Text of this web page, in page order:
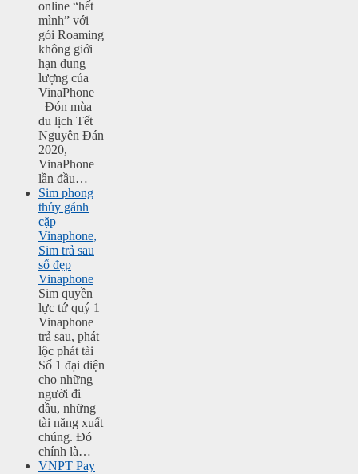
online “hết
mình” với
gói Roaming
không giới
hạn dung
lượng của
VinaPhone
Đón mùa
du lịch Tết
Nguyên Đán
2020,
VinaPhone
lần đầu…
Sim phong
thủy gánh
cặp
Vinaphone,
Sim trả sau
số đẹp
Vinaphone
Sim quyền
lực tứ quý 1
Vinaphone
trả sau, phát
lộc phát tài
Số 1 đại diện
cho những
người đi
đầu, những
tài năng xuất
chúng. Đó
chính là…
VNPT Pay